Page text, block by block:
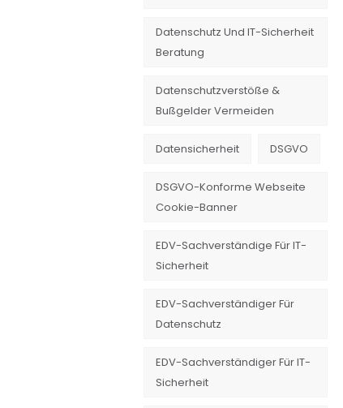
Datenschutz Und IT-Sicherheit
Beratung
Datenschutzverstöße &
Bußgelder Vermeiden
Datensicherheit DSGVO
DSGVO-Konforme Webseite
Cookie-Banner
EDV-Sachverständige Für IT-
Sicherheit
EDV-Sachverständiger Für
Datenschutz
EDV-Sachverständiger Für IT-
Sicherheit